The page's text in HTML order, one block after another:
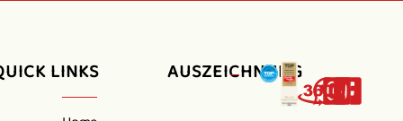
LINKS AUSZEICHNUNG